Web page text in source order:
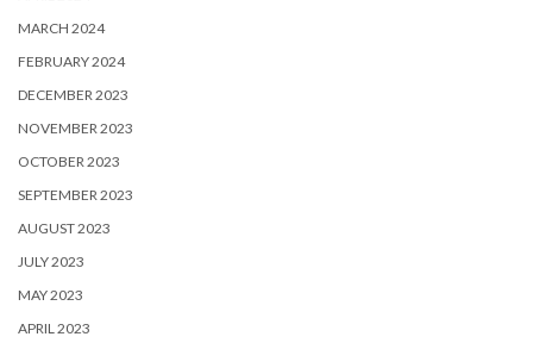
MARCH 2024
FEBRUARY 2024
DECEMBER 2023
NOVEMBER 2023
OCTOBER 2023
SEPTEMBER 2023
AUGUST 2023
JULY 2023
MAY 2023
APRIL 2023